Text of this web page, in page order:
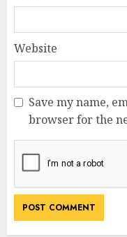
Website
Save my name,
browser for the